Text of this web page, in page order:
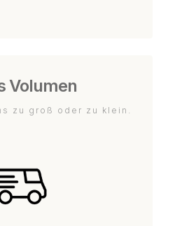
Volumen
zu groß oder zu klein.